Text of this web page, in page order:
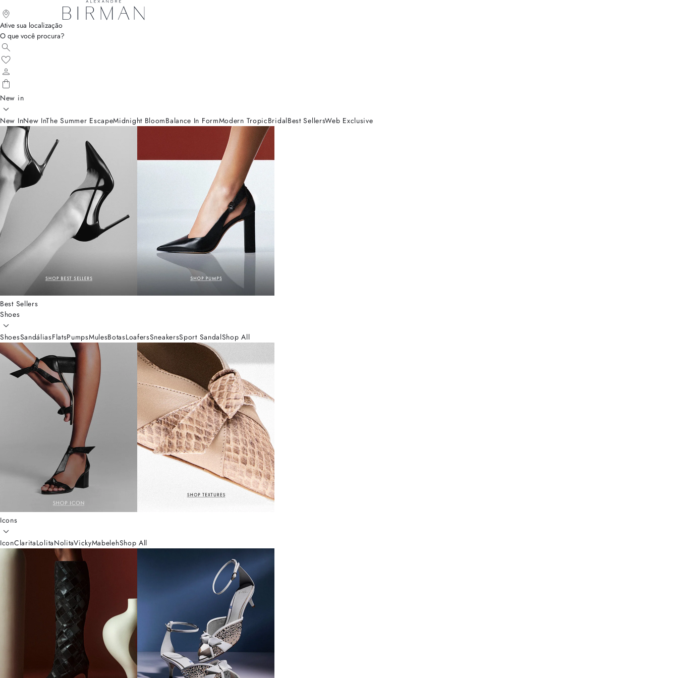
Ative sua localização
O que você procura?
New in
New InNew InThe Summer EscapeMidnight BloomBalance In FormModern TropicBridalBest SellersWeb Exclusive
Best Sellers
Shoes
ShoesSandáliasFlatsPumpsMulesBotasLoafersSneakersSport SandalShop All
Icons
IconClaritaLolitaNolitaVickyMabelehShop All